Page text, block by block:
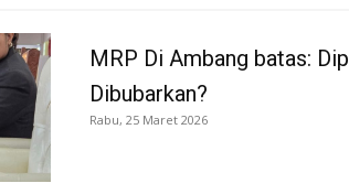
MRP Di Ambang batas:
Dibubarkan?
Rabu, 25 Maret 2026